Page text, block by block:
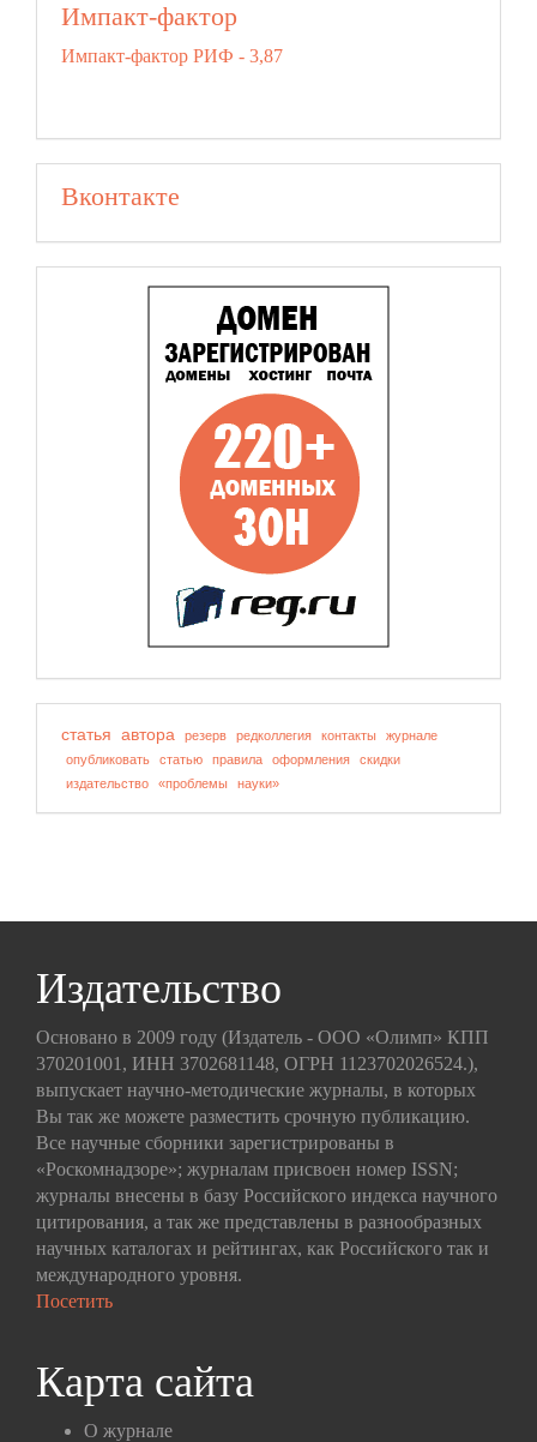
Импакт-фактор
Импакт-фактор РИФ - 3,87
Вконтакте
статья автора резерв редколлегия контакты
журнале
опубликовать
статью правила оформления
скидки
издательство
«проблемы науки»
Издательство
Основано в 2009 году (Издатель - ООО «Олимп» КПП
370201001, ИНН 3702681148, ОГРН 1123702026524.),
выпускает научно-методические журналы, в которых
Вы так же можете разместить срочную публикацию.
Все научные сборники зарегистрированы в
«Роскомнадзоре»; журналам присвоен номер ISSN;
журналы внесены в базу Российского индекса научного
цитирования, а так же представлены в разнообразных
научных каталогах и рейтингах, как Российского так и
международного уровня.
Посетить
Карта сайта
О журнале